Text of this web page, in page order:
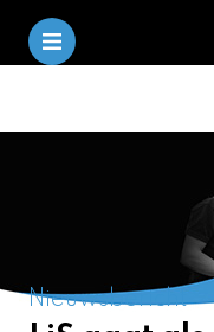
Nieuwsbericht